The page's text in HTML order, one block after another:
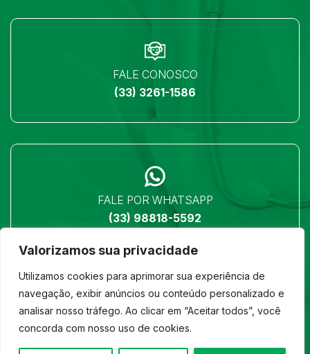
Valorizamos sua privacidade
Utilizamos cookies para aprimorar sua experiência de
navegação, exibir anúncios ou conteúdo personalizado e
analisar nosso tráfego. Ao clicar em “Aceitar todos”, você
concorda com nosso uso de cookies.
FALE CONOSCO
(33) 3261-1586
FALE POR WHATSAPP
(33) 98818-5592
LOCALIZAÇÃO